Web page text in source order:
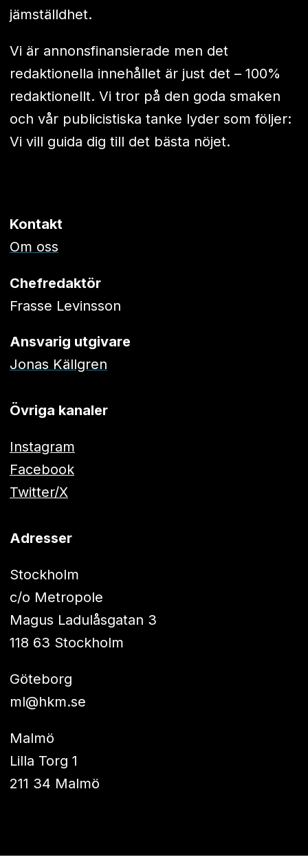
jämställdhet.
Vi är annonsfinansierade men det
redaktionella innehållet är just det – 100%
redaktionellt. Vi tror på den goda smaken
och vår publicistiska tanke lyder som följer:
Vi vill guida dig till det bästa nöjet.
Kontakt
Om oss
Chefredaktör
Frasse Levinsson
Ansvarig utgivare
Jonas Källgren
Övriga kanaler
Instagram
Facebook
Twitter/X
Adresser
Stockholm
c/o Metropole
Magus Ladulåsgatan 3
118 63 Stockholm
Göteborg
ml@hkm.se
Malmö
Lilla Torg 1
211 34 Malmö